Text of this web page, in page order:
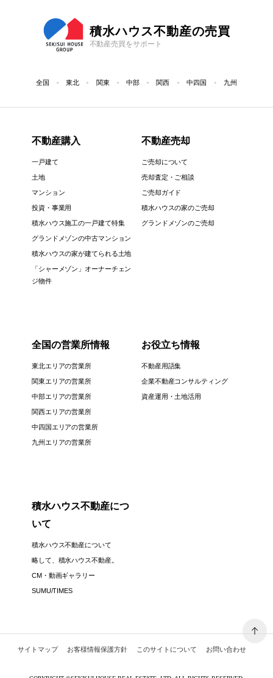
積水ハウス不動産の売買
不動産売買をサポート
全国 東北 関東 中部 関西 中四国 九州
不動産購入
一戸建て
土地
マンション
投資・事業用
積水ハウス施工の一戸建て特集
グランドメゾンの中古マンション
積水ハウスの家が建てられる土地
「シャーメゾン」オーナーチェン
ジ物件
不動産売却
ご売却について
売却査定・ご相談
ご売却ガイド
積水ハウスの家のご売却
グランドメゾンのご売却
全国の営業所情報
東北エリアの営業所
関東エリアの営業所
中部エリアの営業所
関西エリアの営業所
中四国エリアの営業所
九州エリアの営業所
お役立ち情報
不動産用語集
企業不動産コンサルティング
資産運用・土地活用
積水ハウス不動産につ
いて
積水ハウス不動産について
略して、積水ハウス不動産。
CM・動画ギャラリー
SUMU/TIMES
サイトマップ お客様情報保護方針 このサイトについて お問い合わせ